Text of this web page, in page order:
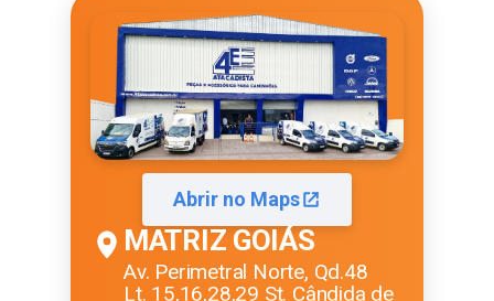
Abrir no Maps
MATRIZ GOIÁS
Av. Perimetral Norte, Qd.48
Lt. 15,16,28,29 St. Cândida de